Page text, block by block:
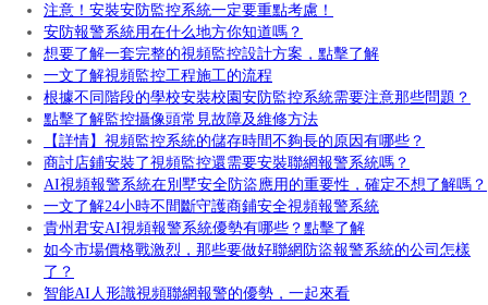
注意！安裝安防監控系統一定要重點考慮！
安防報警系統用在什么地方你知道嗎？
想要了解一套完整的視頻監控設計方案，點擊了解
一文了解視頻監控工程施工的流程
根據不同階段的學校安裝校園安防監控系統需要注意那些問題？
點擊了解監控攝像頭常見故障及維修方法
【詳情】視頻監控系統的儲存時間不夠長的原因有哪些？
商討店鋪安裝了視頻監控還需要安裝聯網報警系統嗎？
AI視頻報警系統在別墅安全防盜應用的重要性，確定不想了解嗎？
一文了解24小時不間斷守護商鋪安全視頻報警系統
貴州君安AI視頻報警系統優勢有哪些？點擊了解
如今市場價格戰激烈，那些要做好聯網防盜報警系統的公司怎樣
了？
智能AI人形識視頻聯網報警的優勢，一起來看